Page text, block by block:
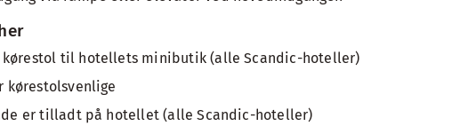
kørestol til hotellets minibutik (alle Scandic-hoteller)
kørestolsvenlige
er tilladt på hotellet (alle Scandic-hoteller)